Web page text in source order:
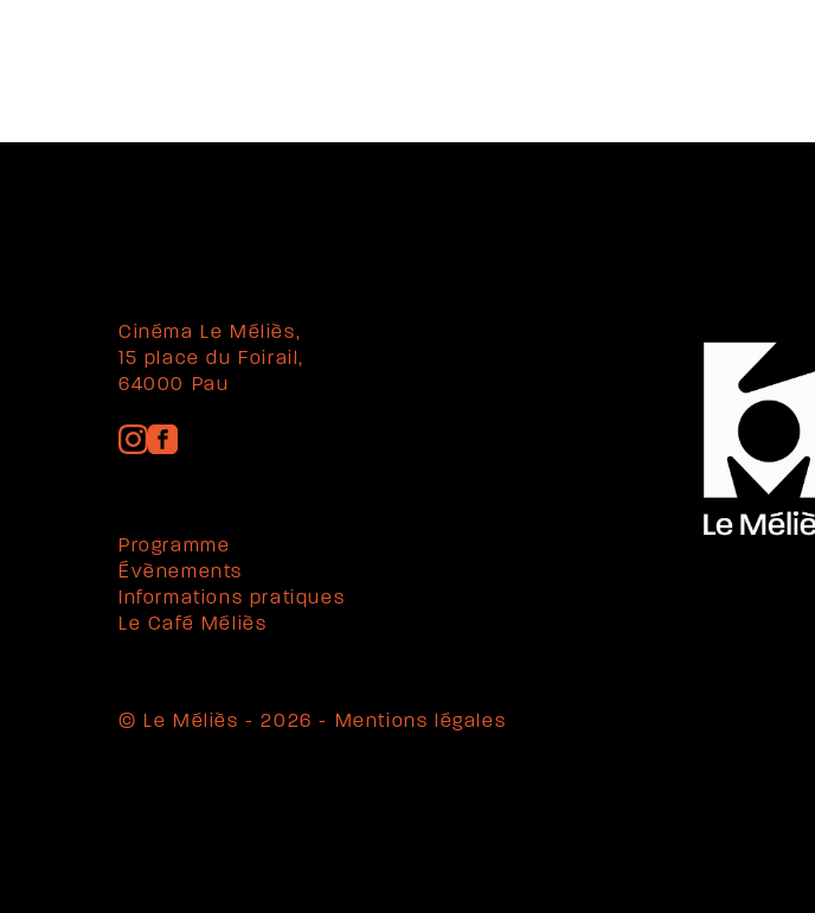
Cinéma Le Méliès,
15 place du Foirail,
64000 Pau
Programme
Évènements
Informations pratiques
Le Café Méliès
© Le Méliès - 2026 - Mentions légales